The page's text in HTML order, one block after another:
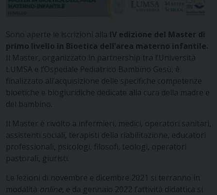
Sono aperte le iscrizioni alla IV edizione del Master di
primo livello in Bioetica dell’area materno infantile.
Il Master, organizzato in partnership tra l’Università
LUMSA e l’Ospedale Pediatrico Bambino Gesù, è
finalizzato all’acquisizione delle specifiche competenze
bioetiche e biogiuridiche dedicate alla cura della madre e
del bambino.
Il Master è rivolto a infermieri, medici, operatori sanitari,
assistenti sociali, terapisti della riabilitazione, educatori
professionali, psicologi, filosofi, teologi, operatori
pastorali, giuristi.
Le lezioni di novembre e dicembre 2021 si terranno in
modalità online , e da gennaio 2022 l’attività didattica si